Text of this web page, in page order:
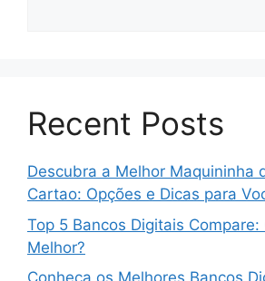
Recent Posts
Descubra a Melhor Maquininha
Cartao: Opções e Dicas para
Top 5 Bancos Digitais Compare:
Melhor?